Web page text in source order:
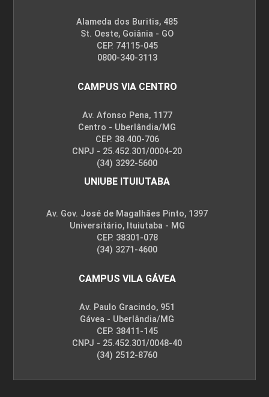
Alameda dos Buritis, 485
St. Oeste, Goiânia - GO
CEP. 74115-045
0800-340-3113
CAMPUS VIA CENTRO
Av. Afonso Pena, 1177
Centro - Uberlândia/MG
CEP. 38.400-706
CNPJ - 25.452.301/0004-20
(34) 3292-5600
UNIUBE ITUIUTABA
Av. Gov. José de Magalhães Pinto, 1397
Universitário, Ituiutaba - MG
CEP. 38301-078
(34) 3271-4600
CAMPUS VILA GÁVEA
Av. Paulo Gracindo, 951
Gávea - Uberlândia/MG
CEP. 38411-145
CNPJ - 25.452.301/0048-40
(34) 2512-8760